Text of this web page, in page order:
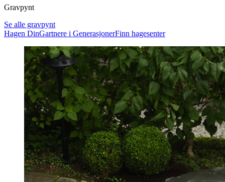
Gravpynt
Se alle gravpynt
Hagen DinGartnere i GenerasjonerFinn hagesenter